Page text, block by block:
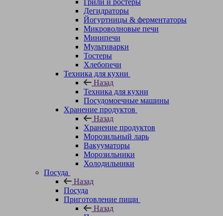
Грили и ростеры
Дегидраторы
Йогуртницы & ферментаторы
Микроволновые печи
Минипечи
Мультиварки
Тостеры
Хлебопечи
Техника для кухни
Назад
Техника для кухни
Посудомоечные машины
Хранение продуктов
Назад
Хранение продуктов
Морозильный ларь
Вакууматоры
Морозильники
Холодильники
Посуда
Назад
Посуда
Приготовление пищи
Назад